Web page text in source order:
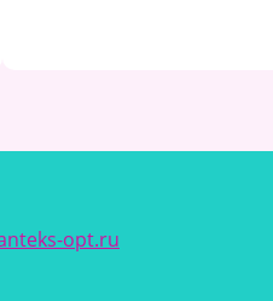
opt.ru